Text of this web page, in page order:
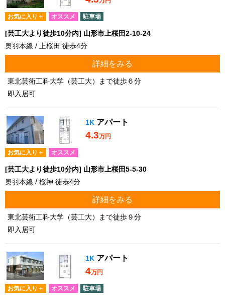
お気に入り＋ オススメ 駐車場
[芸工大より徒歩10分内] 山形市上桜田2-10-24
奥羽本線 / 上桜田 徒歩4分
詳細をみる
東北芸術工科大学（芸工大）まで徒歩６分
即入居可
1K アパート
4.3万円
お気に入り＋ オススメ
[芸工大より徒歩10分内] 山形市上桜田5-5-30
奥羽本線 / 桜神 徒歩4分
詳細をみる
東北芸術工科大学（芸工大）まで徒歩９分
即入居可
1K アパート
4万円
お気に入り＋ オススメ 駐車場